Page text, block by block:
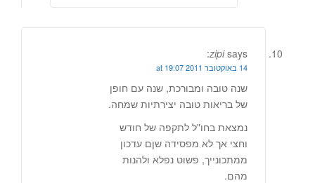
zipi says:
14 באוקטובר 2011 at 19:07
שנה טובה ומבורכת, שנה עם חופן
של בריאות טובה יצירתיות שמחה.
נמצאת בחו"ל לתקפה של חודש
וחצי אך לא מפסידה שןם עדכון
ממתכונייך, פשוט נפלא ולהנות
מהם.